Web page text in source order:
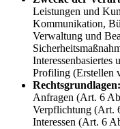
Leistungen und
Kommunikation,
Verwaltung und
Interessenbasiertes
Profiling (Erstellen
Rechtsgrundlagen:
Anfragen (Art. 6
Verpflichtung (Art.
Interessen (Art. 6